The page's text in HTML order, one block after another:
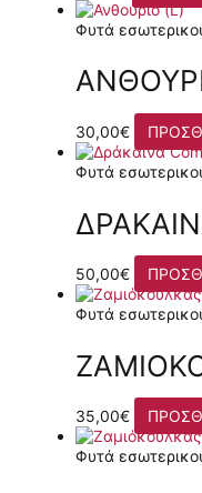
Φυτά
30,00€
Φυτά
50,00€
Φυτά
35,00€
Φυτά